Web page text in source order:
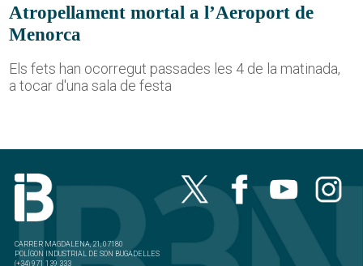
Atropellament mortal a l’Aeroport de
Menorca
Els fets han ocorregut passades les 4 de la matinada,
a tocar d'una sala de festa
CARRER MAGDALENA, 21, 07180
POLÍGON INDUSTRIAL DE SON BUGADELLES
(+34) 971 139 333